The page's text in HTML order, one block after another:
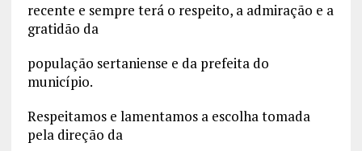
recente e sempre terá o respeito, a admiração e a
gratidão da
população sertaniense e da prefeita do
município.
Respeitamos e lamentamos a escolha tomada
pela direção da